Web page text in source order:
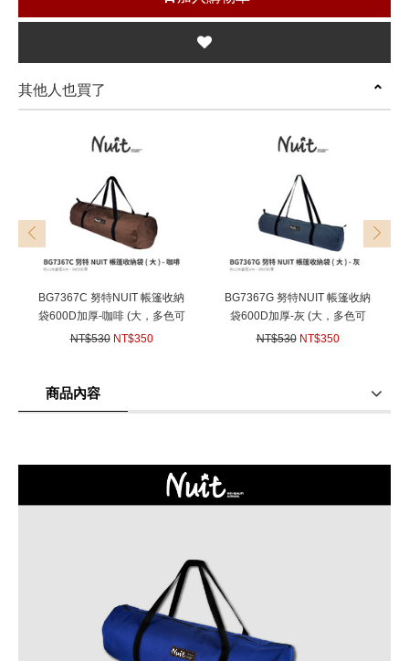
其他人也買了
BG7367C 努特NUIT 帳篷收納
袋600D加厚-咖啡 (大，多色可
選，單款販售) 充氣床墊裝備袋
NT$530 NT$350
BG7367G 努特NUIT 帳篷收納
袋600D加厚-灰 (大，多色可
選，單款販售) 充氣床墊裝備袋
NT$530 NT$350
prev next
商品內容